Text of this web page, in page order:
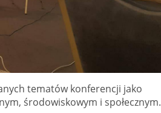
tematów konferencji jako
środowiskowym i społecznym.